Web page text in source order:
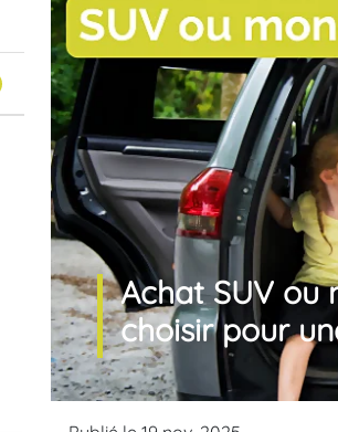
Achat SUV ou
choisir pour